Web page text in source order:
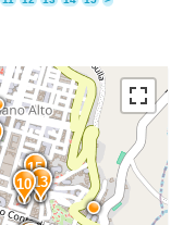
15
13
10